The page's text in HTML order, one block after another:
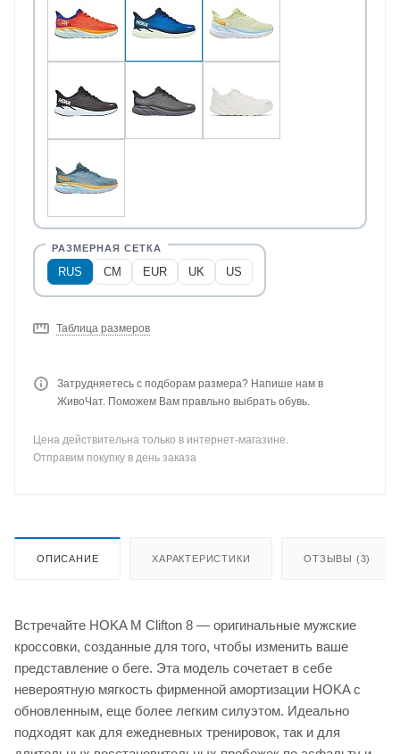
RUS CM EUR UK US
Таблица размеров
Затрудняетесь с подборам размера? Напише нам в
ЖивоЧат. Поможем Вам правльно выбрать обувь.
Цена действительна только в интернет-магазине.
Отправим покупку в день заказа
ОПИСАНИЕ ХАРАКТЕРИСТИКИ ОТЗЫВЫ (3)
Встречайте HOKA M Clifton 8 — оригинальные мужские
кроссовки, созданные для того, чтобы изменить ваше
представление о беге. Эта модель сочетает в себе
невероятную мягкость фирменной амортизации HOKA с
обновленным, еще более легким силуэтом. Идеально
подходят как для ежедневных тренировок, так и для